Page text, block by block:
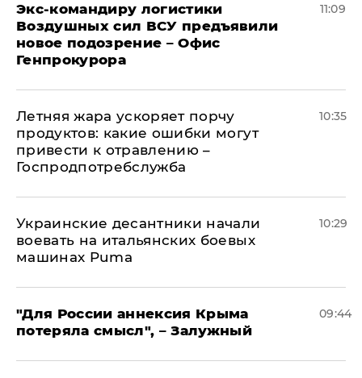
Экс-командиру логистики
Воздушных сил ВСУ предъявили
новое подозрение – Офис
Генпрокурора
11:09
Летняя жара ускоряет порчу
продуктов: какие ошибки могут
привести к отравлению –
Госпродпотребслужба
10:35
Украинские десантники начали
воевать на итальянских боевых
машинах Puma
10:29
"Для России аннексия Крыма
потеряла смысл", – Залужный
09:44